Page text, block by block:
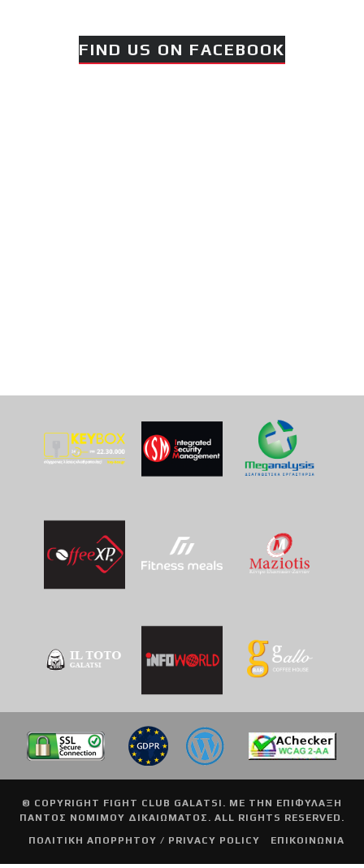
FIND US ON FACEBOOK
© COPYRIGHT FIGHT CLUB GALATSI . ΜΕ ΤΗΝ ΕΠΙΦΥΛΑΞΗ
ΠΑΝΤΟΣ ΝΟΜΙΜΟΥ ΔΙΚΑΙΩΜΑΤΟΣ. ALL RIGHTS RESERVED.
ΠΟΛΙΤΙΚΗ ΑΠΟΡΡΗΤΟΥ / PRIVACY POLICY
ΕΠΙΚΟΙΝΩΝΙΑ